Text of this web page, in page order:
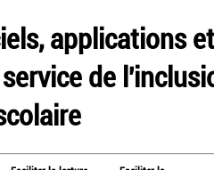
applications et
de